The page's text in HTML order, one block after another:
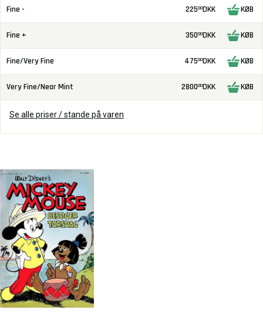
Fine - 22500DKK KØB
Fine + 35000DKK KØB
Fine/Very Fine 47500DKK KØB
Very Fine/Near Mint 280000DKK KØB
Se alle priser / stande på varen